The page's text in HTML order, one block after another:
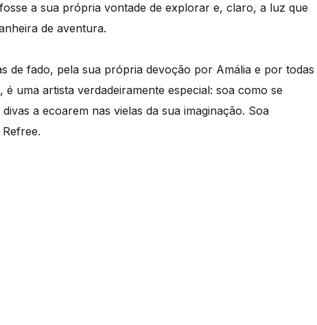
a sua própria vontade de explorar e, claro, a luz que
de aventura.
de fado, pela sua própria devoção por Amália e por todas
uma artista verdadeiramente especial: soa como se
a ecoarem nas vielas da sua imaginação. Soa